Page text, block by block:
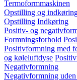
Termoformmaskinen
Opstilling og
Opstilling Indkøring
Positiv- og
Formningsforhold
Positivformning med
og køleluftdyse
Negativformning
Negativformning